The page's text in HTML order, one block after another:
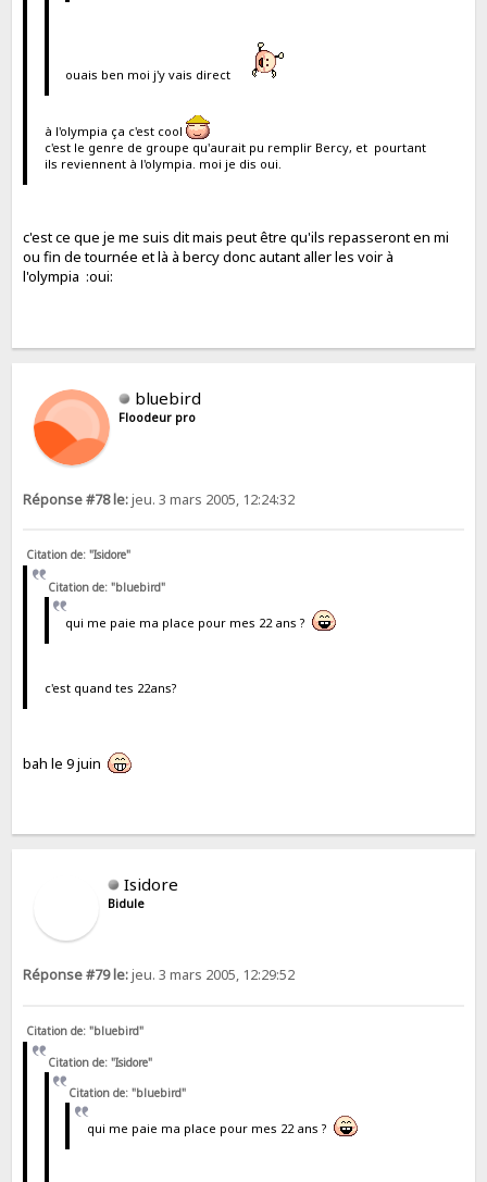
ouais ben moi j'y vais direct
à l'olympia ça c'est cool
c'est le genre de groupe qu'aurait pu remplir Bercy, et pourtant
ils reviennent à l'olympia. moi je dis oui.
c'est ce que je me suis dit mais peut être qu'ils repasseront en mi
ou fin de tournée et là à bercy donc autant aller les voir à
l'olympia :oui:
bluebird
Floodeur pro
Réponse #78 le:jeu. 3 mars 2005, 12:24:32
Citation de: "Isidore"
Citation de: "bluebird"
qui me paie ma place pour mes 22 ans ?
c'est quand tes 22ans?
bah le 9 juin
Isidore
Bidule
Réponse #79 le:jeu. 3 mars 2005, 12:29:52
Citation de: "bluebird"
Citation de: "Isidore"
Citation de: "bluebird"
qui me paie ma place pour mes 22 ans ?